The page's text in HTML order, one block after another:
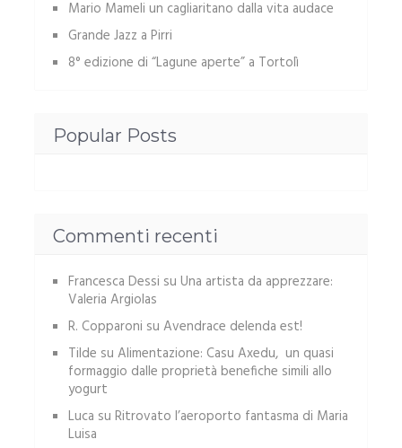
Mario Mameli un cagliaritano dalla vita audace
Grande Jazz a Pirri
8° edizione di “Lagune aperte” a Tortolì
Popular Posts
Commenti recenti
Francesca Dessi su Una artista da apprezzare:
Valeria Argiolas
R. Copparoni su Avendrace delenda est!
Tilde su Alimentazione: Casu Axedu, un quasi
formaggio dalle proprietà benefiche simili allo
yogurt
Luca su Ritrovato l’aeroporto fantasma di Maria
Luisa